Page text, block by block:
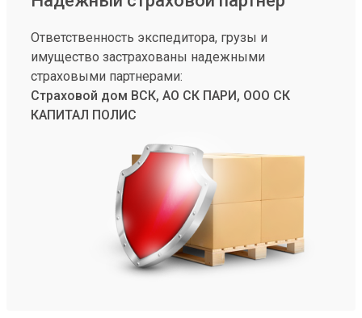
Ответственность экспедитора, грузы и
имущество застрахованы надежными
страховыми партнерами:
Страховой дом ВСК, АО СК ПАРИ, ООО СК
КАПИТАЛ ПОЛИС